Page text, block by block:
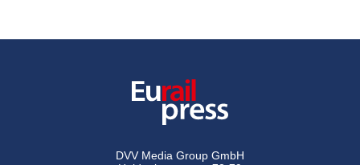
DVV Media Group GmbH